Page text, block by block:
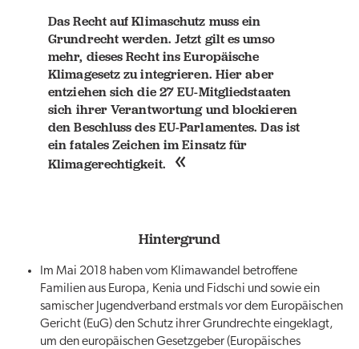
Das Recht auf Klimaschutz muss ein
Grundrecht werden. Jetzt gilt es umso
mehr, dieses Recht ins Europäische
Klimagesetz zu integrieren. Hier aber
entziehen sich die 27 EU-Mitgliedstaaten
sich ihrer Verantwortung und blockieren
den Beschluss des EU-Parlamentes. Das ist
ein fatales Zeichen im Einsatz für
Klimagerechtigkeit.
Hintergrund
Im Mai 2018 haben vom Klimawandel betroffene
Familien aus Europa, Kenia und Fidschi und sowie ein
samischer Jugendverband erstmals vor dem Europäischen
Gericht (EuG) den Schutz ihrer Grundrechte eingeklagt,
um den europäischen Gesetzgeber (Europäisches